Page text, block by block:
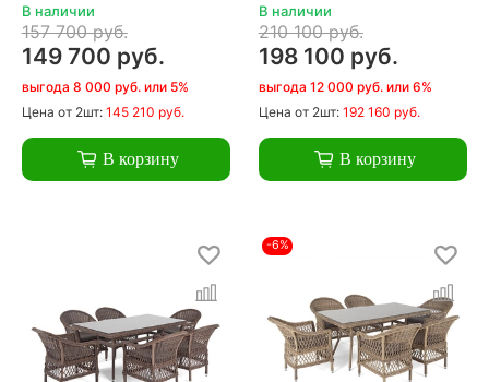
В наличии
157 700 руб.
149 700 руб.
выгода 8 000 руб. или 5%
Цена от 2шт: 145 210 руб.
В корзину
В наличии
210 100 руб.
198 100 руб.
выгода 12 000 руб. или 6%
Цена от 2шт: 192 160 руб.
В корзину
-6%